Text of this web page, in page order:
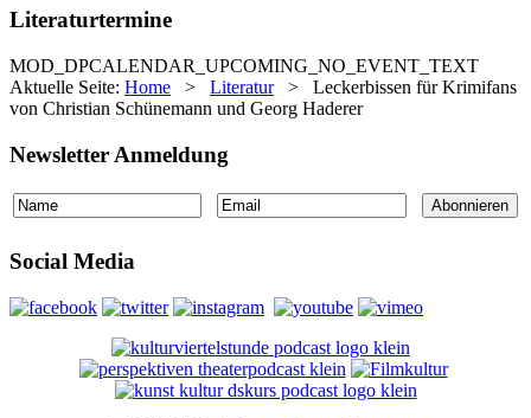
Literaturtermine
MOD_DPCALENDAR_UPCOMING_NO_EVENT_TEXT
Aktuelle Seite: Home > Literatur > Leckerbissen für Krimifans
von Christian Schünemann und Georg Haderer
Newsletter Anmeldung
Social Media